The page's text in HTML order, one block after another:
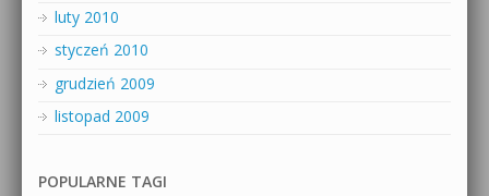
luty 2010
styczeń 2010
grudzień 2009
listopad 2009
POPULARNE TAGI